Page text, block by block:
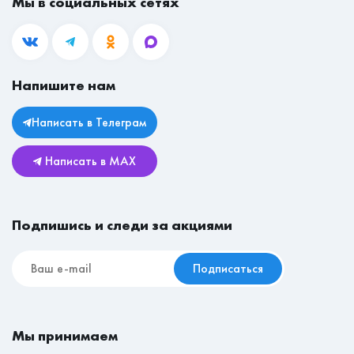
Подпишись и следи за акциями
Подписаться
Мы принимаем
Напишите нам
Написать в Телеграм
Написать в MAX
Гостиные
Комоды
Детские
Реставрационные материалы
Ответы на вопросы
Блог
Личный кабинет
Юридическая информация
Возврат и обмен
8 (800) 350-60-68
mail@mebeleconom.com
Магазины